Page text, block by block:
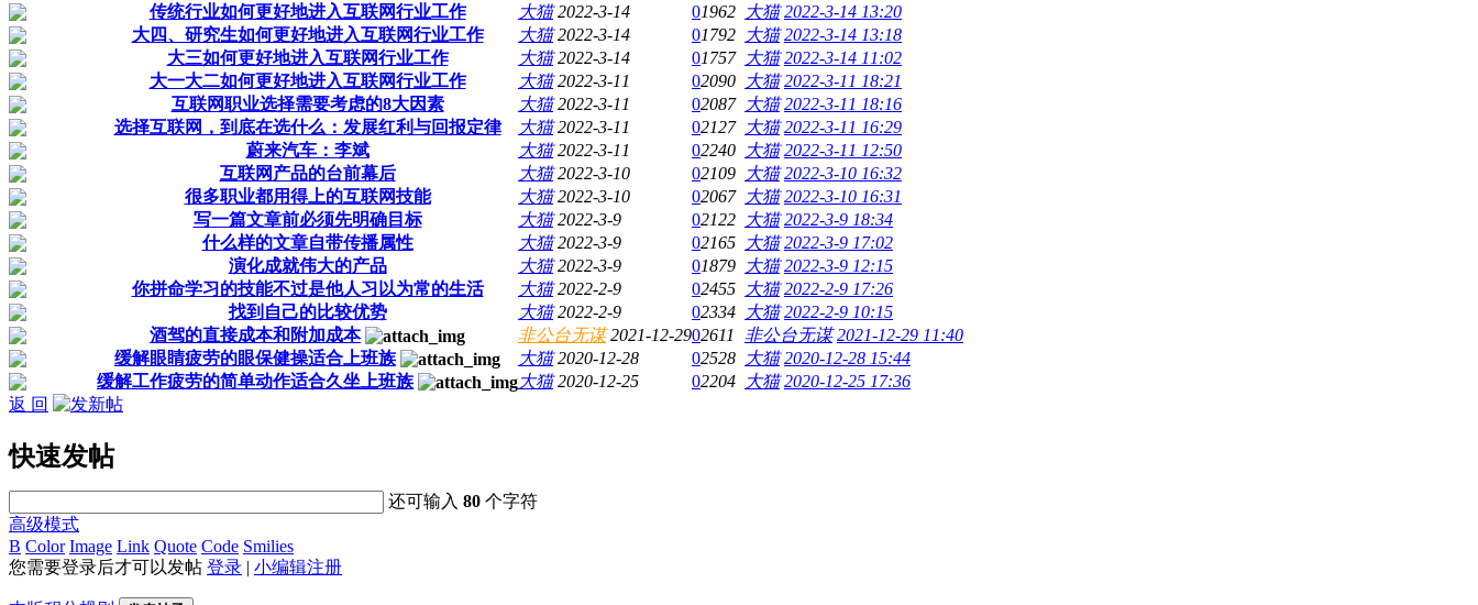
传统行业如何更好地进入互联网行业工作
大猫 2022-3-14 01962 大猫 2022-3-14 13:20
大四、研究生如何更好地进入互联网行业工作
大猫 2022-3-14 01792 大猫 2022-3-14 13:18
大三如何更好地进入互联网行业工作
大猫 2022-3-14 01757 大猫 2022-3-14 11:02
大一大二如何更好地进入互联网行业工作
大猫 2022-3-11 02090 大猫 2022-3-11 18:21
互联网职业选择需要考虑的8大因素
大猫 2022-3-11 02087 大猫 2022-3-11 18:16
选择互联网，到底在选什么：发展红利与回报定律
大猫 2022-3-11 02127 大猫 2022-3-11 16:29
蔚来汽车：李斌
大猫 2022-3-11 02240 大猫 2022-3-11 12:50
互联网产品的台前幕后
大猫 2022-3-10 02109 大猫 2022-3-10 16:32
很多职业都用得上的互联网技能
大猫 2022-3-10 02067 大猫 2022-3-10 16:31
写一篇文章前必须先明确目标
大猫 2022-3-9 02122 大猫 2022-3-9 18:34
什么样的文章自带传播属性
大猫 2022-3-9 02165 大猫 2022-3-9 17:02
演化成就伟大的产品
大猫 2022-3-9 01879 大猫 2022-3-9 12:15
你拼命学习的技能不过是他人习以为常的生活
大猫 2022-2-9 02455 大猫 2022-2-9 17:26
找到自己的比较优势
大猫 2022-2-9 02334 大猫 2022-2-9 10:15
酒驾的直接成本和附加成本
非公台无谋 2021-12-2902611 非公台无谋 2021-12-29 11:40
缓解眼睛疲劳的眼保健操适合上班族
大猫 2020-12-28 02528 大猫 2020-12-28 15:44
缓解工作疲劳的简单动作适合久坐上班族
大猫 2020-12-25 02204 大猫 2020-12-25 17:36
返 回
快速发帖
还可输入80 个字符
高级模式
B Color Image Link Quote Code Smilies
您需要登录后才可以发帖 登录 | 小编辑注册